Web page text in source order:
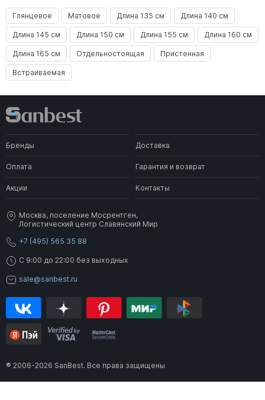
Глянцевое Матовое Длина 135 см Длина 140 см
Длина 145 см Длина 150 см Длина 155 см Длина 160 см
Длина 165 см Отдельностоящая Пристенная
Встраиваемая
Бренды Доставка
Оплата Гарантия и возврат
Акции Контакты
Москва, поселение Мосрентген,
Логистический центр Славянский Мир
+7 (495) 565 35 88
C 9:00 до 22:00 без выходных
sale@sanbest.ru
® 2006-2026 SanBest. Все права защищены